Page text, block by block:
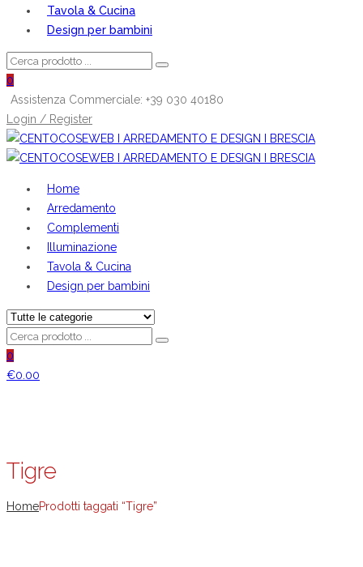
Tavola & Cucina
Design per bambini
0
Assistenza Commerciale: +39 030 40180
Login / Register
Home
Arredamento
Complementi
Illuminazione
Tavola & Cucina
Design per bambini
0
€0.00
Tigre
HomeProdotti taggati “Tigre”